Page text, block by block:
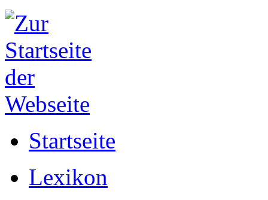
Startseite
Lexikon